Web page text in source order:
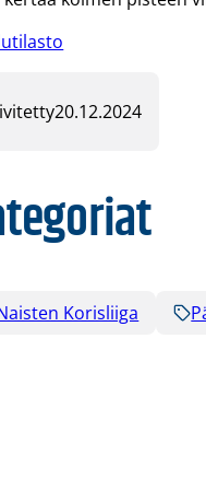
20.12.2024
Korisliiga